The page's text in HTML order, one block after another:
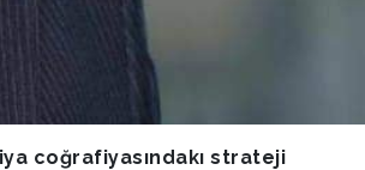
coğrafiyasındakı strateji